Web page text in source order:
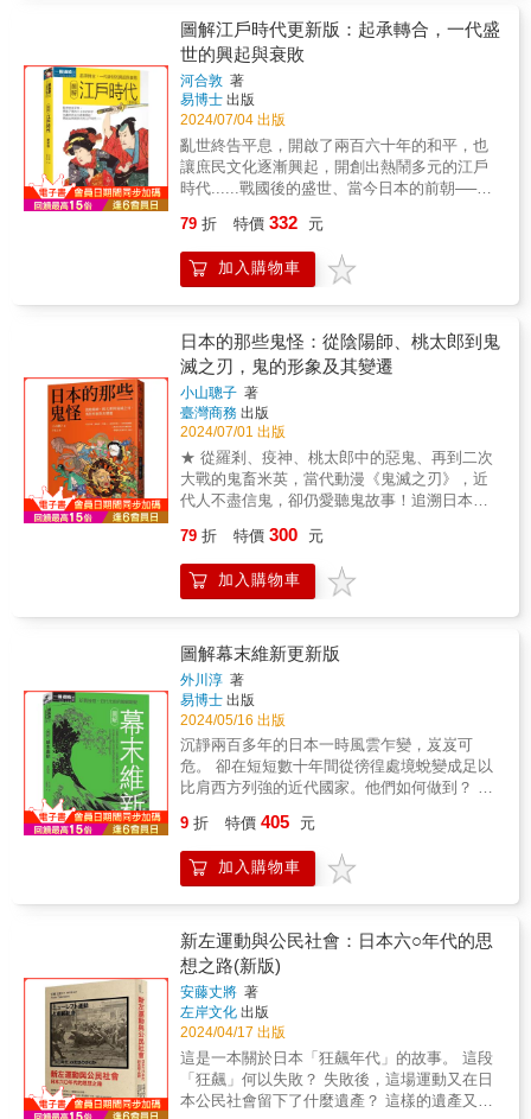
挑戰了西方社會對日本的刻板印象，並警示世
界需警惕軍國主義的危險。同時，該書強調了
解文化、歷史和國家內在邏輯的重要性，為理
解亞洲的複雜性和未來國際格局提供了重要參
考。本書特色：本書為美國著名作家厄普頓．
克洛斯所著，透過其親身經歷，全面解析日本
從封建時代到軍國主義崛起的發展脈絡。探討
日本獨特的民族精神，如忠誠與宗教式愛國情
懷；剖析文化矛盾、軍事擴張與外交政策，以
及對亞洲和世界的影響。以鋼鐵與櫻花的對
比，呈現表象背後的真實日本，為讀者提供理
解亞洲歷史和全球政治的重要視角。
樁看似毫無懸念，卻又謎團重重的歷史懸案。
一五八二年六月二十一日，日本京都發生了一
宗堪稱影響戰國時代，甚至日本歷史發展的事
件——「本能寺之變」。欲以結束戰國亂世、
統一日本的織田信長，被他最信任的家臣之一
的明智光秀率兵突襲。信長以寡兵抗戰不果，
最後在本能寺的烈焰中自殺，享年四十九歲。
不久後，長子織田信忠也在二條新御所中力戰
而亡。一夜之間，叱吒戰國的織田父子雙雙死
去。然而，十三日之後，明智光秀在孤立無援
的同僚、競敵——羽柴秀吉所敗，光秀據傳在
京都山郊外中伏被殺。就這樣在十三日內，這
個戰國史，甚至是日本史上最著名的事件中的
改變了往後戰國史及日本近世史的發展，在山
崎之戰中為主君報仇成功的羽柴（豐臣）秀吉
隨後建立了豐臣政權，而本為織田信長盟友的
德川家康也間接得到機會獨立，為日後創建德
川幕府設下伏筆。然而，對於這件足以影響日
本中近世史發展的事件，直至四百多年後的今
日，依然是令人百思不解，卻又使人們不停研
究的題目。當然，最大的原因在於截至目前為
神不知、鬼不覺？還有，背後是否存在合謀？
家都想得到答案的。本書將為華文世界的讀者
詳細梳理這樁歷史之謎背後的真相。
圖解江戶時代更新版：起承轉合，一代盛
世的興起與衰敗
河合敦 著
易博士 出版
2024/07/04 出版
亂世終告平息，開啟了兩百六十年的和平，也
讓庶民文化逐漸興起，開創出熱鬧多元的江戶
時代......戰國後的盛世、當今日本的前朝──江
僅建立了當時人口世界第一的大都市，因應局
勢的政治改革、急速發展的各種學問、拓展至
地方的文化藝術等，也為近現代日本奠定了優
段，帶領讀者了解江戶時代如何在執政者的鐵
腕下開展出繁榮穩定的全盛時期，又如何陷入
財政危機，在數次的改革與黑船帶來的衝擊
下，一步步走向動盪不安的幕府末期。掌握整
個時代的脈絡，再從「社會體系」層面認識當
時的社會結構與百姓生活，完整而立體的呈現
出江戶時代人們的生活！
79 折 特價 332 元
加入購物車
日本的那些鬼怪：從陰陽師、桃太郎到鬼
滅之刃，鬼的形象及其變遷
小山聰子 著
臺灣商務 出版
2024/07/01 出版
★ 從羅剎、疫神、桃太郎中的惡鬼、再到二次
大戰的鬼畜米英，當代動漫《鬼滅之刃》，近
代人不盡信鬼，卻仍愛聽鬼故事！追溯日本
& ★ 自然災害、傳染病、外國人、忌恨的男
女、可恨的敵國，人類世界所有的糟糕事，都
能成為鬼的代名詞！ & 本書的主軸是講述鬼在
爭為止，日本鬼怪的意涵融合了中國元素、佛
教概念、印度傳說，最後化成和式的鬼怪意
象。作者蒐羅爬梳許多歷史記載與話本故事，
探究鬼是如何從令人敬畏的存在，轉變為所有
恐懼、厭惡事物的代名詞，例如掌瘟疫的「疫
神」，也被視同鬼的等級，用種種「追儺」
「調伏」儀式，加以驅逐之。 & 在日本的中
世，還相信有「百鬼夜行」日，而避開當晚出
行，避免撞鬼以外，當時人也認為人之所以會
師、「方相士」（法師）這類擁有異能的人來
驅邪，或找和尚來誦經，而不是去找藥師尋求
解藥。 & 此外，鬼的形象也套用在外來的威脅
上，如外島的「野人」、海外的異國人士；甚
至畸形兒、忌妒的女性，也被比擬成鬼。如在
描繪蒙古入侵日本的繪卷上，蒙古人的形象就
被畫成皮膚黝黑、怒目猙獰、頭上長角的存
在。這點在現代太平洋戰爭中，也看得到同樣
的情形，日本就曾經製作過兩部「桃太郎打
鬼」的電影，片中的美國與英國士兵頭上都長
出了鬼角。也有報紙的諷刺漫畫專欄，把羅斯
福和邱吉爾畫成鬼怪。從此處可看出早年社會
79 折 特價 300 元
加入購物車
圖解幕末維新更新版
外川淳 著
易博士 出版
2024/05/16 出版
沉靜兩百多年的日本一時風雲乍變，岌岌可
危。 卻在短短數十年間從徬徨處境蛻變成足以
比肩西方列強的近代國家。他們如何做到？ &
醒的日本如何在存亡危急時刻，奮力前行，蛻
變成足以比肩西方、亞洲最強的近代國家？一
個國家的成功轉型絕非一蹴可幾：幕府權威欲
內外形勢交逼，每一步都走得顫顫巍巍驚心動
魄，終於走進明治維新。 & 這正是幕末維新的
迷人之處！科學技術急速發展，新與舊激烈碰
撞，遭逢國家危急存亡之時，舉國上下的人們
為了理念信仰，莫不鼓譟著滿腔熱血，賭上性
命，彼此衝撞、互相影響，混亂中摸索出國家
的生路，找到共同的方向。 & 本書宏觀掌握幕
末維新的全貌，並著重事件背後成因、代表人
物與各藩實力等介紹，帶領讀者從多重角度了
9 折 特價 405 元
加入購物車
新左運動與公民社會：日本六○年代的思
想之路(新版)
安藤丈將 著
左岸文化 出版
2024/04/17 出版
這是一本關於日本「狂飆年代」的故事。 這段
「狂飆」何以失敗？ 失敗後，這場運動又在日
本公民社會留下了什麼遺產？ 這樣的遺產又給